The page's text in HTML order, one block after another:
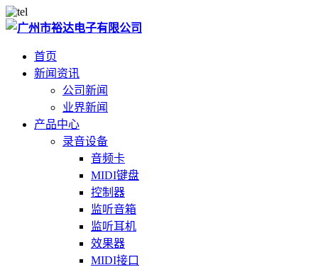
首页
新闻资讯
公司新闻
业界新闻
产品中心
录音设备
音频卡
MIDI键盘
控制器
监听音箱
监听耳机
效果器
MIDI接口